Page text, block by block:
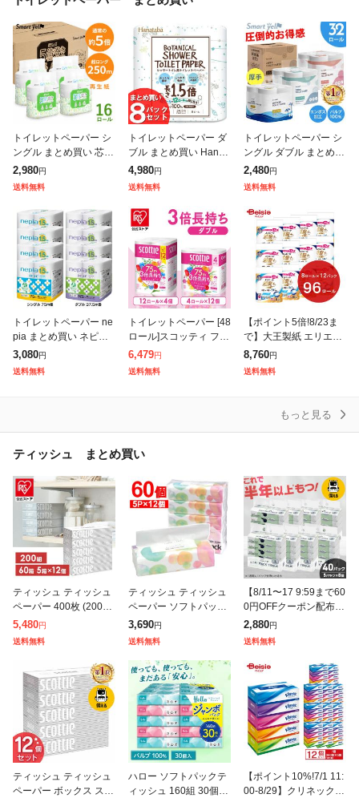
トイレットペーパー シ
ングル まとめ買い 芯な
し 超ロング 5倍巻き 再
生紙トイレットロール
250m 4ロール×4個セッ
ト ト
2,980円
送料無料
トイレットペーパー ダ
ブル まとめ買い Hanat
aba ボタニカルシャワ
ートイレットペーパー
1.5倍巻き 34.5m 8R×
4,980円
送料無料
トイレットペーパー シ
ングル ダブル まとめ買
い 2倍巻き 8ロール×4
個パック 32ロール 1.5
倍巻き 芯あり 長持ち
トイ
2,480円
送料無料
トイレットペーパー ne
pia まとめ買い ネピア
ネピネピ トイレットロ
ール シングル ダブル 1.
5倍巻き 8ロール 4個セ
3,080円
送料無料
トイレットペーパー [48
ロール]スコッティ フラ
ワーパック 3倍長持ち
トイレット 12ロール×4
75mダブル トイレ トイ
6,479円
送料無料
【ポイント5倍!8/23ま
で】大王製紙 エリエー
ル消臭+トイレット8ロ
ールダブル 12個 | エリ
エール 消臭 トイレット
8,760円
送料無料
もっと見る
ティッシュ まとめ買い
ティッシュ ティッシュ
ペーパー 400枚 (200組)
× 5箱 [12個セット]スコ
ッティ ティシュー ホワ
イトパッケージ ティ
5,480円
送料無料
ティッシュ ティッシュ
ペーパー ソフトパック
まとめ買い ティッシュ
300枚(150組) 60個 5個
入り×12袋 ティッシュ
3,690円
送料無料
【8/11〜17 9:59まで60
0円OFFクーポン配布】
ティッシュ ティッシュ
ペーパー ソフトパック
まとめ買い ティッシュ
2,880円
送料無料
ティッシュ ティッシュ
ペーパー ボックス スコ
ハロー ソフトパックテ
ィッシュ 160組 30個 5
【ポイント10%!7/1 11:
00-8/29】クリネックス